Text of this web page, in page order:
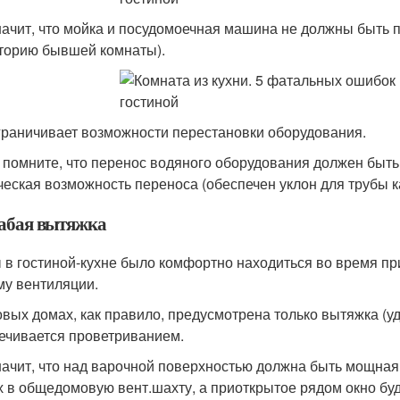
что мойка и посудомоечная машина не должны
бывшей комнаты).
возможности перестановки оборудования.
что перенос водяного оборудования должен
возможность переноса (обеспечен уклон для трубы
вытяжка
гостиной-кухне было комфортно находиться во время
вентиляции.
домах, как правило, предусмотрена только вытяжка
проветриванием.
что над варочной поверхностью должна быть
в общедомовую вент.шахту, а приоткрытое рядом окно